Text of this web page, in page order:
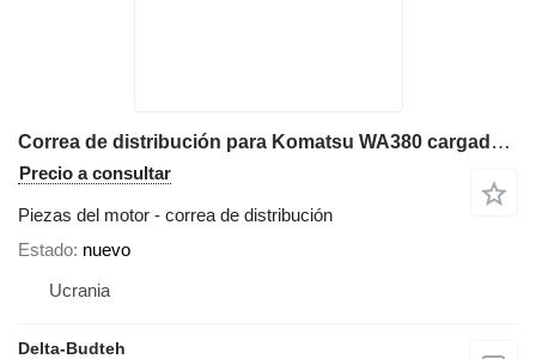
Correa de distribución para Komatsu WA380 cargadora de ruedas
Precio a consultar
Piezas del motor - correa de distribución
Estado nuevo
Ucrania
Delta-Budteh